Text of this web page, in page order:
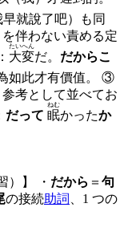
就說了吧）も同
伴わない責める定
大変
たいへん
だ。 だからこ
如此才有價值。 ③
参考として並べてお
だって 眠
ねむ
かったか
）】 ・ だから ＝ 句
の接続助詞
、1 つの